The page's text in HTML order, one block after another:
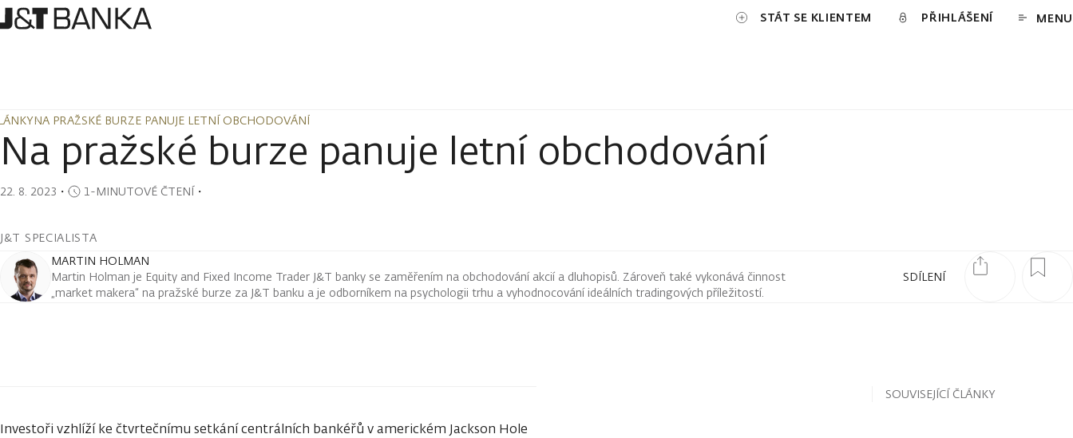
STÁT SE KLIENTEM PŘIHLÁŠENÍ MENU
NA PRAŽSKÉ BURZE PANUJE LETNÍ OBCHODOVÁNÍ
NA PRAŽSKÉ BURZE PANUJE LETNÍ OBCHODOVÁNÍ
Na pražské burze panuje letní obchodování
22. 8. 2023 ・ 1-MINUTOVÉ ČTENÍ・
J&T SPECIALISTA
SDÍLENÍ
MARTIN HOLMAN
Martin Holman je Equity and Fixed Income Trader J&T banky se zaměřením na obchodování akcií a dluhopisů. Zároveň také vykonává činnost
„market makera“ na pražské burze za J&T banku a je odborníkem na psychologii trhu a vyhodnocování ideálních tradingových příležitostí.
Investoři vzhlíží ke čtvrtečnímu setkání centrálních bankéřů v americkém Jackson Hole
SOUVISEJÍCÍ ČLÁNKY